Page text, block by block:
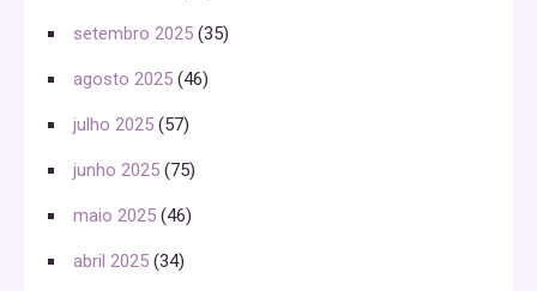
setembro 2025 (35)
agosto 2025 (46)
julho 2025 (57)
junho 2025 (75)
maio 2025 (46)
abril 2025 (34)